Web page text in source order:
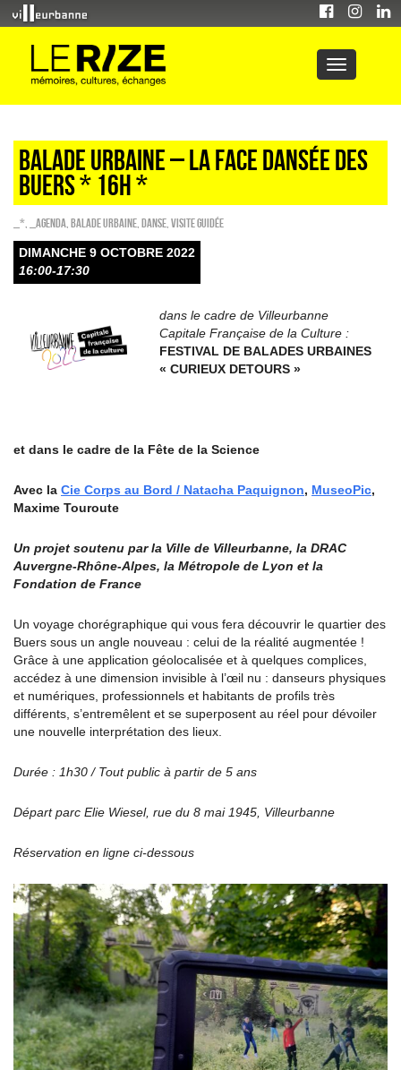
Balade urbaine – La face dansée des
Buers * 16h *
_* _Agenda Balade urbaine Danse Visite guidée
DIMANCHE 9 OCTOBRE 2022
16:00-17:30
dans le cadre de Villeurbanne
Capitale Française de la Culture :
FESTIVAL DE BALADES URBAINES
« CURIEUX DETOURS »
et dans le cadre de la Fête de la Science
Avec la Cie Corps au Bord / Natacha Paquignon, MuseoPic,
Maxime Touroute
Un projet soutenu par la Ville de Villeurbanne, la DRAC
Auvergne-Rhône-Alpes, la Métropole de Lyon et la
Fondation de France
Un voyage chorégraphique qui vous fera découvrir le quartier des
Buers sous un angle nouveau : celui de la réalité augmentée !
Grâce à une application géolocalisée et à quelques complices,
accédez à une dimension invisible à l’œil nu : danseurs physiques
et numériques, professionnels et habitants de profils très
différents, s’entremêlent et se superposent au réel pour dévoiler
une nouvelle interprétation des lieux.
Durée : 1h30 / Tout public à partir de 5 ans
Départ parc Elie Wiesel, rue du 8 mai 1945, Villeurbanne
Réservation en ligne ci-dessous